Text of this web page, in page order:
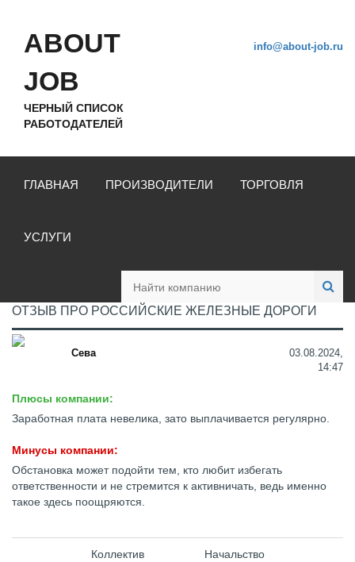
ABOUT
JOB
ЧЕРНЫЙ СПИСОК
РАБОТОДАТЕЛЕЙ
info@about-job.ru
ГЛАВНАЯ ПРОИЗВОДИТЕЛИ ТОРГОВЛЯ
УСЛУГИ
ОТЗЫВ ПРО РОССИЙСКИЕ ЖЕЛЕЗНЫЕ ДОРОГИ
Сева
03.08.2024,
14:47
Плюсы компании:
Заработная плата невелика, зато выплачивается регулярно.
Минусы компании:
Обстановка может подойти тем, кто любит избегать
ответственности и не стремится к активничать, ведь именно
такое здесь поощряются.
Коллектив Начальство